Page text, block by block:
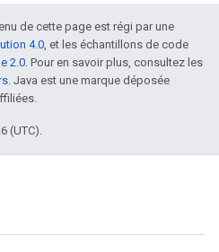
de cette page est régi par une
4.0, et les échantillons de code
2.0. Pour en savoir plus, consultez les
. Java est une marque déposée
(UTC).